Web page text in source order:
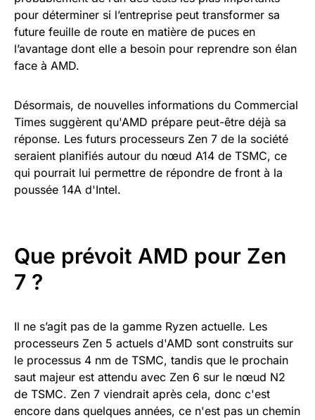
pour déterminer si l’entreprise peut transformer sa
future feuille de route en matière de puces en
l’avantage dont elle a besoin pour reprendre son élan
face à AMD.
Désormais, de nouvelles informations du Commercial
Times suggèrent qu'AMD prépare peut-être déjà sa
réponse. Les futurs processeurs Zen 7 de la société
seraient planifiés autour du nœud A14 de TSMC, ce
qui pourrait lui permettre de répondre de front à la
poussée 14A d'Intel.
Que prévoit AMD pour Zen
7 ?
Il ne s’agit pas de la gamme Ryzen actuelle. Les
processeurs Zen 5 actuels d'AMD sont construits sur
le processus 4 nm de TSMC, tandis que le prochain
saut majeur est attendu avec Zen 6 sur le nœud N2
de TSMC. Zen 7 viendrait après cela, donc c'est
encore dans quelques années, ce n'est pas un chemin